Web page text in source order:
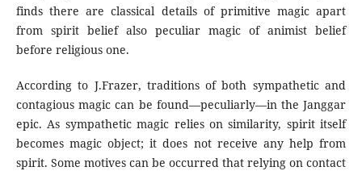
finds there are classical details of primitive magic apart
from spirit belief also peculiar magic of animist belief
before religious one.
According to J.Frazer, traditions of both sympathetic and
contagious magic can be found—peculiarly—in the Janggar
epic. As sympathetic magic relies on similarity, spirit itself
becomes magic object; it does not receive any help from
spirit. Some motives can be occurred that relying on contact